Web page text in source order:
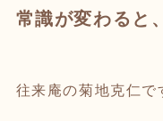
常識が変わると
往来庵の菊地克仁で